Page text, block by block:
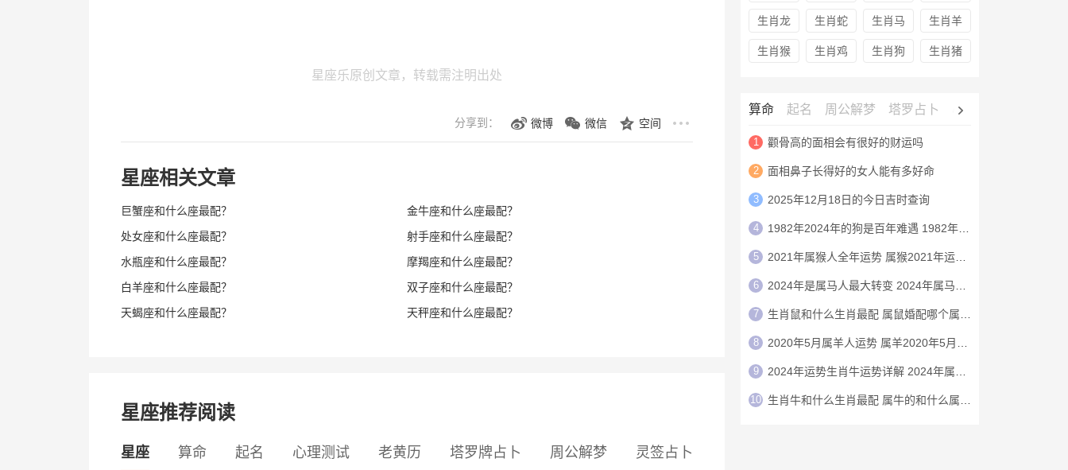
星座乐原创文章，转载需注明出处
分享到： 微博 微信 空间
星座相关文章
巨蟹座和什么座最配？
金牛座和什么座最配？
处女座和什么座最配？
射手座和什么座最配？
水瓶座和什么座最配？
摩羯座和什么座最配？
白羊座和什么座最配？
双子座和什么座最配？
天蝎座和什么座最配？
天秤座和什么座最配？
星座推荐阅读
星座 算命 起名 心理测试 老黄历 塔罗牌占卜 周公解梦 灵签占卜
生肖龙 生肖蛇 生肖马 生肖羊
生肖猴 生肖鸡 生肖狗 生肖猪
算命 起名 周公解梦 塔罗占卜 心理测试
1 颧骨高的面相会有很好的财运吗
2 面相鼻子长得好的女人能有多好命
3 2025年12月18日的今日吉时查询
4 1982年2024年的狗是百年难遇 1982年的狗在2024年怎么样
5 2021年属猴人全年运势 属猴2021年运势及运程
6 2024年是属马人最大转变 2024年属马人的全年运势
7 生肖鼠和什么生肖最配 属鼠婚配哪个属相最好
8 2020年5月属羊人运势 属羊2020年5月运程
9 2024年运势生肖牛运势详解 2024年属牛人的全年运势详解
10 生肖牛和什么生肖最配 属牛的和什么属相最配